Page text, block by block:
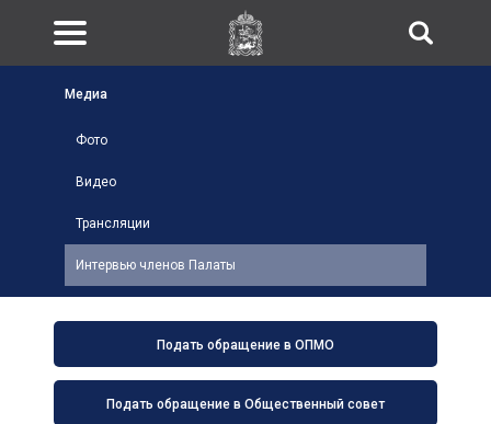
Подать обращение в ОПМО
Подать обращение в Общественный совет
Медиа
Фото
Видео
Трансляции
Интервью членов Палаты